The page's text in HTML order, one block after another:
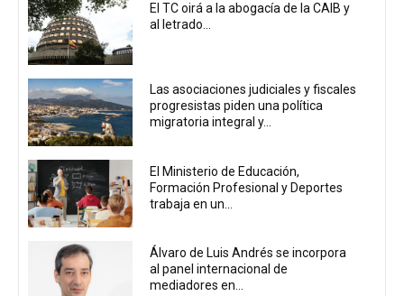
El TC oirá a la abogacía de la CAIB y
al letrado...
Las asociaciones judiciales y fiscales
progresistas piden una política
migratoria integral y...
El Ministerio de Educación,
Formación Profesional y Deportes
trabaja en un...
Álvaro de Luis Andrés se incorpora
al panel internacional de
mediadores en...